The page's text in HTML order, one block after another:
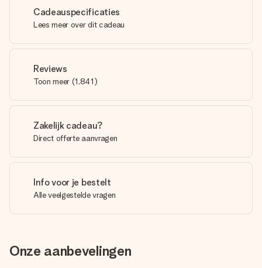
Cadeauspecificaties
Lees meer over dit cadeau
Reviews
Toon meer (1,841)
Zakelijk cadeau?
Direct offerte aanvragen
Info voor je bestelt
Alle veelgestelde vragen
Onze aanbevelingen